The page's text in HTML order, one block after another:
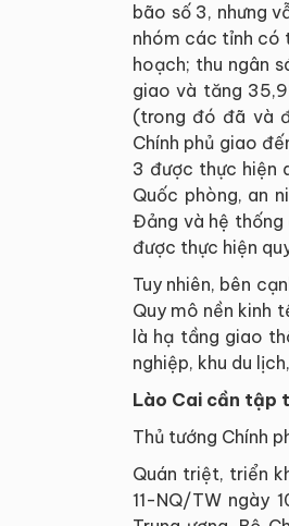
bão số 3, nhưng
nhóm các tỉnh có
hoạch; thu ngân
giao và tăng
(trong đó đã và
Chính phủ giao
3 được thực hiện
Quốc phòng, an
Đảng và hệ thống
được thực hiện
Tuy nhiên, bên
Quy mô nền kinh
là hạ tầng giao
nghiệp, khu du
Lào Cai cần tập
Thủ tướng Chính
Quán triệt, triển
11-NQ/TW ngày